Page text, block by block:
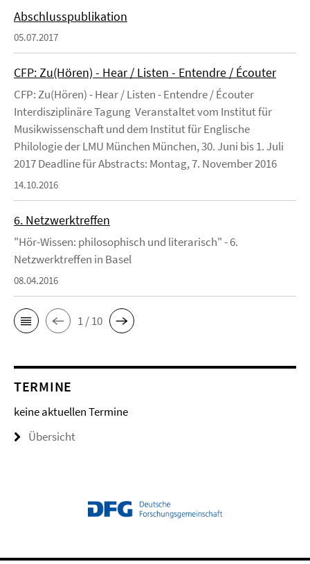
Abschlusspublikation
05.07.2017
CFP: Zu(Hören) - Hear / Listen - Entendre / Écouter
CFP: Zu(Hören) - Hear / Listen - Entendre / Écouter
Interdisziplinäre Tagung Veranstaltet vom Institut für
Musikwissenschaft und dem Institut für Englische
Philologie der LMU München München, 30. Juni bis 1. Juli
2017 Deadline für Abstracts: Montag, 7. November 2016
14.10.2016
6. Netzwerktreffen
"Hör-Wissen: philosophisch und literarisch" - 6.
Netzwerktreffen in Basel
08.04.2016
1 / 10
TERMINE
keine aktuellen Termine
Übersicht